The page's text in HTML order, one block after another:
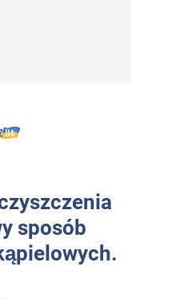
sposób